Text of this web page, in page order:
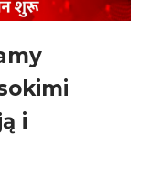
i